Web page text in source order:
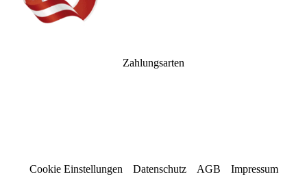
Zahlungsarten
Cookie Einstellungen Datenschutz AGB Impressum